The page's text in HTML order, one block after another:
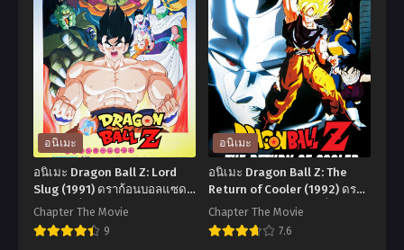
Dragon
Ball
GT
ดรา
ก้อน
บอล
GT
ตอน
ที่1-
64
Dragon
Ball
Z:
Broly
The
Legendary
Super
Saiyan
(1993)
อนิเมะ
อนิเมะ Dragon Ball Z: Lord
Slug (1991) ดราก้อนบอลแซด
เดอะมูฟวี่ 04: ซูเปอร์ไซย่า ซง
โกคู พากย์ไทย
Chapter The Movie
9
อนิเมะ
อนิเมะ Dragon Ball Z: The
Return of Cooler (1992) ดรา
ก้อนบอลแซด เดอะมูฟวี่ 06:
การกลับมาของคูลเลอร์ พากย์
ไทย
Chapter The Movie
7.6